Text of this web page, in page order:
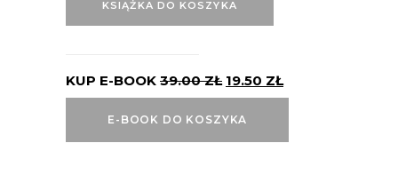
KSIĄŻKA DO KOSZYKA
KUP E-BOOK 39.00ZŁ 19.50 ZŁ
E-BOOK DO KOSZYKA